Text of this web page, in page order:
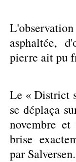
asphaltée,
pierre ait pu
Le « District
se déplaça
novembre
brise
par Salversen.